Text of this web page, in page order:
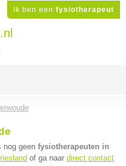
Ik ben een fysiotherapeut
nog geen fysiotherapeuten in
of ga naar direct contact